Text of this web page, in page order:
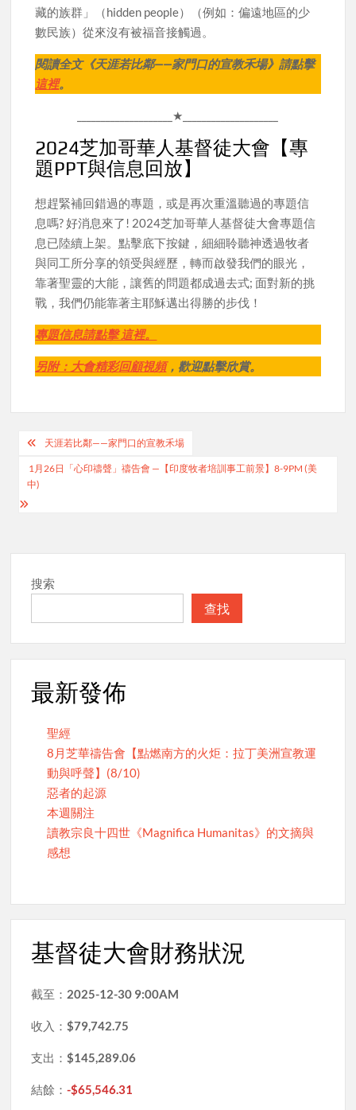
藏的族群」（hidden people）（例如：偏遠地區的少
數民族）從來沒有被福音接觸過。
閱讀全文《天涯若比鄰——家門口的宣教禾場》請點擊
這裡。
____________________★____________________
2024芝加哥華人基督徒大會【專
題PPT與信息回放】
想趕緊補回錯過的專題，或是再次重溫聽過的專題信
息嗎? 好消息來了! 2024芝加哥華人基督徒大會專題信
息已陸續上架。點擊底下按鍵，細細聆聽神透過牧者
與同工所分享的領受與經歷，轉而啟發我們的眼光，
靠著聖靈的大能，讓舊的問題都成過去式; 面對新的挑
戰，我們仍能靠著主耶穌邁出得勝的步伐！
專題信息請點擊 這裡。
另附：大會精彩回顧視頻，歡迎點擊欣賞。
Post
navigation
天涯若比鄰——家門口的宣教禾場
1月26日「心印禱聲」禱告會 —【印度牧者培訓事工前景】8-9PM (美
中)
搜索
查找
最新發佈
聖經
8月芝華禱告會【點燃南方的火炬：拉丁美洲宣教運
動與呼聲】(8/10)
惡者的起源
本週關注
讀教宗良十四世《Magnifica Humanitas》的文摘與
感想
基督徒大會財務狀況
截至： 2025-12-30 9:00AM
收入：$79,742.75
支出：$145,289.06
結餘：-$65,546.31